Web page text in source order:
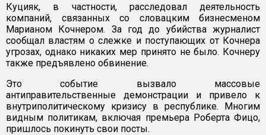
Куцияк, в частности, расследовал деятельность
компаний, связанных со словацким бизнесменом
Марианом Кочнером. За год до убийства журналист
сообщал властям о слежке и поступающих от Кочнера
угрозах, однако никаких мер принято не было. Кочнеру
также предъявлено обвинение.
Это событие вызвало массовые
антиправительственные демонстрации и привело к
внутриполитическому кризису в республике. Многим
видным политикам, включая премьера Роберта Фицо,
пришлось покинуть свои посты.